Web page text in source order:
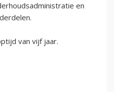
en
van vijf jaar.